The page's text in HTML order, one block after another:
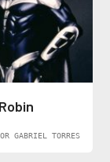
GABRIEL TORRES